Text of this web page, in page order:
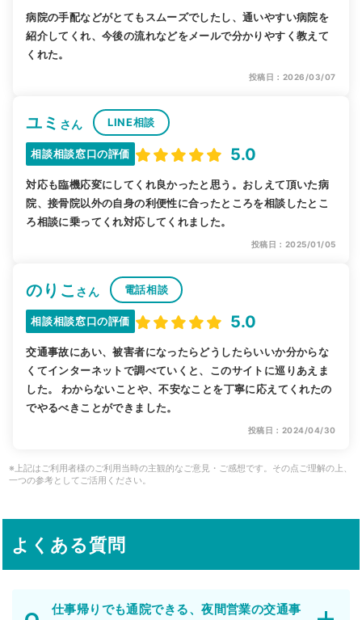
病院の手配などがとてもスムーズでしたし、通いやすい病院を
紹介してくれ、今後の流れなどをメールで分かりやすく教えて
くれた。
投稿日：2026/03/07
ユミ さん LINE相談
相談相談窓口の評価 5.0
対応も臨機応変にしてくれ良かったと思う。おしえて頂いた病
院、接骨院以外の自身の利便性に合ったところを相談したとこ
ろ相談に乗ってくれ対応してくれました。
投稿日：2025/01/05
のりこ さん 電話相談
相談相談窓口の評価 5.0
交通事故にあい、被害者になったらどうしたらいいか分からな
くてインターネットで調べていくと、このサイトに巡りあえま
した。 わからないことや、不安なことを丁寧に応えてくれたの
でやるべきことができました。
投稿日：2024/04/30
※上記はご利用者様のご利用当時の主観的なご意見・ご感想です。その点ご理解の上、
一つの参考としてご活用ください。
よくある質問
仕事帰りでも通院できる、夜間営業の交通事